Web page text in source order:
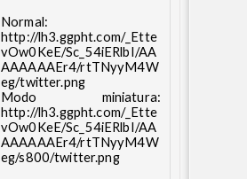
Normal:
http://lh3.ggpht.com/_Ette
vOw0KeE/Sc_54iERlbI/AA
AAAAAAEr4/rtTNyyM4W
eg/twitter.png
Modo miniatura:
http://lh3.ggpht.com/_Ette
vOw0KeE/Sc_54iERlbI/AA
AAAAAAEr4/rtTNyyM4W
eg/s800/twitter.png